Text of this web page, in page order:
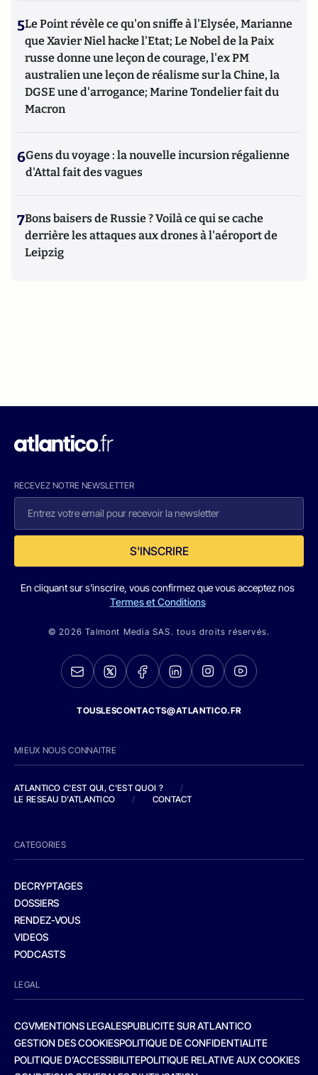
5Le Point révèle ce qu'on sniffe à l'Elysée, Marianne
que Xavier Niel hacke l'Etat; Le Nobel de la Paix
russe donne une leçon de courage, l'ex PM
australien une leçon de réalisme sur la Chine, la
DGSE une d'arrogance; Marine Tondelier fait du
Macron
6Gens du voyage : la nouvelle incursion régalienne
d'Attal fait des vagues
7Bons baisers de Russie ? Voilà ce qui se cache
derrière les attaques aux drones à l'aéroport de
Leipzig
RECEVEZ NOTRE NEWSLETTER
S'INSCRIRE
En cliquant sur s'inscrire, vous confirmez que vous acceptez nos
Termes et Conditions
© 2026 Talmont Media SAS. tous droits réservés.
TOUSLESCONTACTS@ATLANTICO.FR
MIEUX NOUS CONNAITRE
ATLANTICO C'EST QUI, C'EST QUOI ?
/
LE RESEAU D'ATLANTICO
/ CONTACT
CATEGORIES
DECRYPTAGES
DOSSIERS
RENDEZ-VOUS
VIDEOS
PODCASTS
LEGAL
CGVMENTIONS LEGALESPUBLICITE SUR ATLANTICO
GESTION DES COOKIESPOLITIQUE DE CONFIDENTIALITE
POLITIQUE D’ACCESSIBILITEPOLITIQUE RELATIVE AUX COOKIES